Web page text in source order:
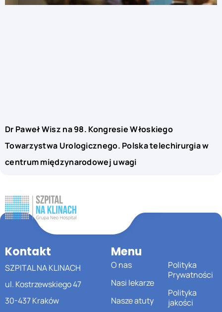
Dr Paweł Wisz na 98. Kongresie Włoskiego
Towarzystwa Urologicznego. Polska telechirurgia w
centrum międzynarodowej uwagi
Kontakt
SZPITAL NA KLINACH
ul. Kostrzewskiego 47
30-437 Kraków
Menu
O nas
Nasi lekarze
Nasze atuty
Polityka
Prywatności
Polityka
jakości